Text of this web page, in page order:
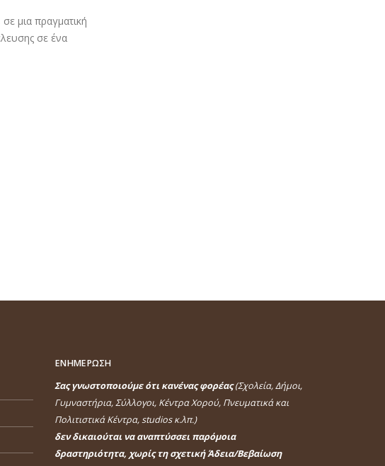
μια πραγματική
σε ένα
ΕΝΗΜΕΡΩΣΗ
Σας γνωστοποιούμε ότι κανένας φορέας(Σχολεία, Δήμοι,
Γυμναστήρια, Σύλλογοι, Κέντρα Χορού, Πνευματικά και
Πολιτιστικά Κέντρα, studios κ.λπ.)
δεν δικαιούται να αναπτύσσει παρόμοια
δραστηριότητα, χωρίς τη σχετική Άδεια/Βεβαίωση